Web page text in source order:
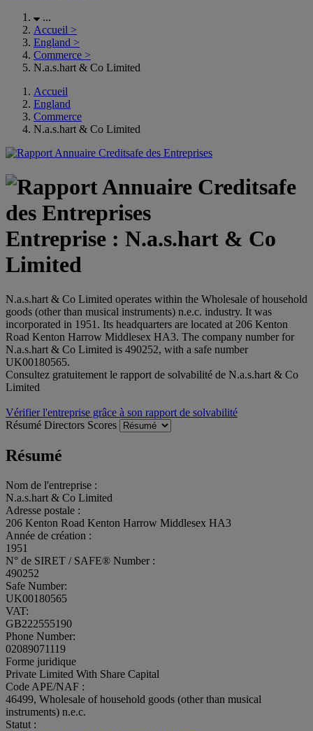
...
Accueil >
England >
Commerce >
N.a.s.hart & Co Limited
Accueil
England
Commerce
N.a.s.hart & Co Limited
Entreprise : N.a.s.hart & Co
Limited
N.a.s.hart & Co Limited operates within the Wholesale of household
goods (other than musical instruments) n.e.c. industry. It was
incorporated in 1951. Its headquarters are located at 206 Kenton
Road Kenton Harrow Middlesex HA3. The company number for
N.a.s.hart & Co Limited is 490252, with a safe number
UK00180565.
Consultez gratuitement le rapport de solvabilité de N.a.s.hart & Co
Limited
Vérifier l'entreprise grâce à son rapport de solvabilité
Résumé Directors Scores
Résumé
Nom de l'entreprise :
N.a.s.hart & Co Limited
Adresse postale :
206 Kenton Road Kenton Harrow Middlesex HA3
Année de création :
1951
N° de SIRET / SAFE® Number :
490252
Safe Number:
UK00180565
VAT:
GB222555190
Phone Number:
02089071119
Forme juridique
Private Limited With Share Capital
Code APE/NAF :
46499, Wholesale of household goods (other than musical
instruments) n.e.c.
Statut :